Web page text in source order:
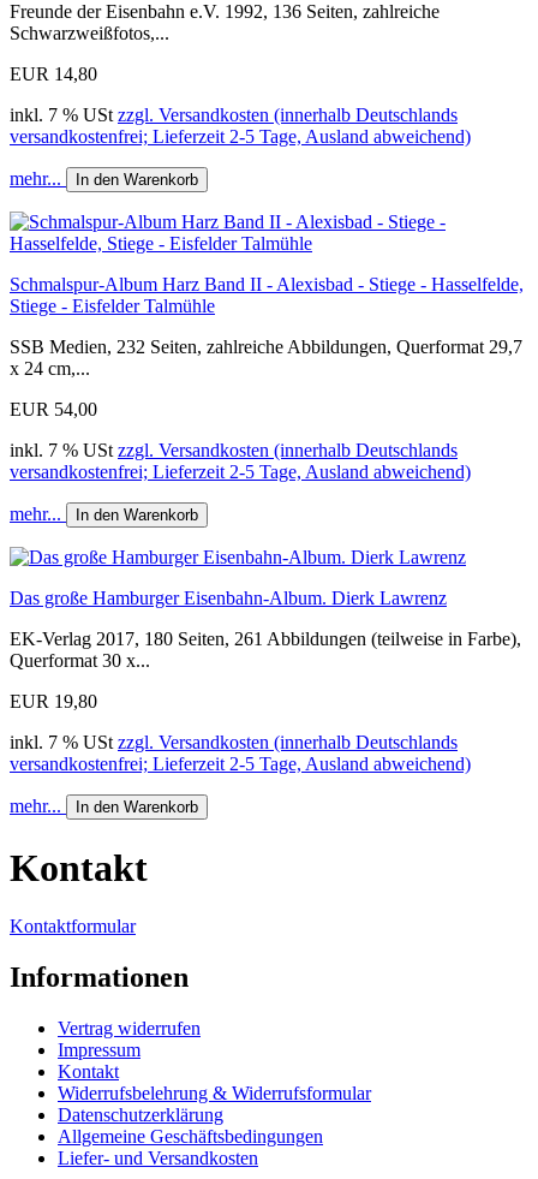
Freunde der Eisenbahn e.V. 1992, 136 Seiten, zahlreiche
Schwarzweißfotos,...
EUR 14,80
inkl. 7 % USt zzgl. Versandkosten (innerhalb Deutschlands
versandkostenfrei; Lieferzeit 2-5 Tage, Ausland abweichend)
mehr... In den Warenkorb
Schmalspur-Album Harz Band II - Alexisbad - Stiege - Hasselfelde,
Stiege - Eisfelder Talmühle
SSB Medien, 232 Seiten, zahlreiche Abbildungen, Querformat 29,7
x 24 cm,...
EUR 54,00
inkl. 7 % USt zzgl. Versandkosten (innerhalb Deutschlands
versandkostenfrei; Lieferzeit 2-5 Tage, Ausland abweichend)
mehr... In den Warenkorb
Das große Hamburger Eisenbahn-Album. Dierk Lawrenz
EK-Verlag 2017, 180 Seiten, 261 Abbildungen (teilweise in Farbe),
Querformat 30 x...
EUR 19,80
inkl. 7 % USt zzgl. Versandkosten (innerhalb Deutschlands
versandkostenfrei; Lieferzeit 2-5 Tage, Ausland abweichend)
mehr... In den Warenkorb
Kontakt
Kontaktformular
Informationen
Vertrag widerrufen
Impressum
Kontakt
Widerrufsbelehrung & Widerrufsformular
Datenschutzerklärung
Allgemeine Geschäftsbedingungen
Liefer- und Versandkosten